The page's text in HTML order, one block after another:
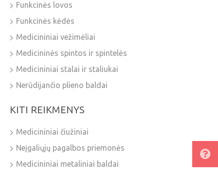
Funkcinės lovos
Funkcinės kėdės
Medicininiai vežimėliai
Medicininės spintos ir spintelės
Medicininiai stalai ir staliukai
Nerūdijančio plieno baldai
KITI REIKMENYS
Medicininiai čiužiniai
Neįgaliųjų pagalbos priemonės
Medicininiai metaliniai baldai